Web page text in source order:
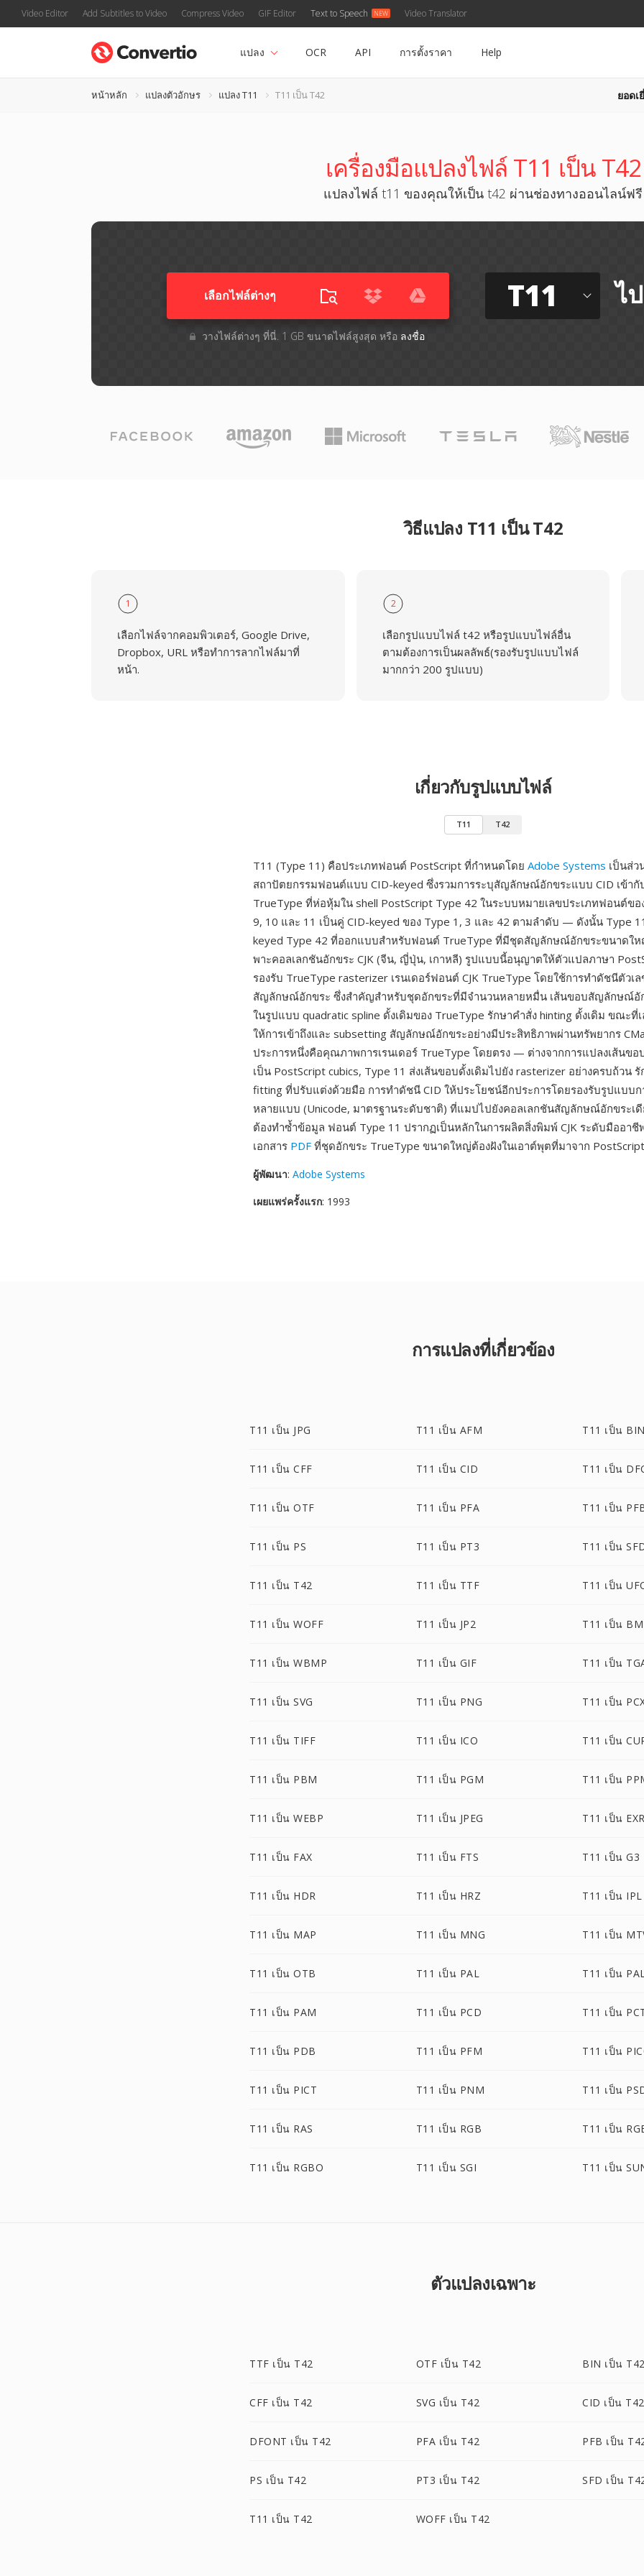
Video Editor Add Subtitles to Video Compress Video GIF Editor Text to Speech Video Translator
แปลง OCR API การตั้งราคา Help
หน้าหลัก แปลงตัวอักษร แปลง T11 T11 เป็น T42 ยอดเ
เครื่องมือแปลงไฟล์ T11 เป็น T42
แปลงไฟล์ t11 ของคุณให้เป็น t42 ผ่านช่องทางออนไลน์ฟรี
เลือกไฟล์ต่างๆ​
วางไฟล์ต่างๆ​ ที่นี่. 1 GB ขนาดไฟล์สูงสุด หรือ ลงชื่อ
T11 ไ
วิธีแปลง T11 เป็น T42
1
เลือกไฟล์จากคอมพิวเตอร์, Google Drive,
Dropbox, URL หรือทำการลากไฟล์มาที่
หน้า.
2
เลือกรูปแบบไฟล์ t42 หรือรูปแบบไฟล์อื่น
ตามต้องการเป็นผลลัพธ์(รองรับรูปแบบไฟล์
มากกว่า 200 รูปแบบ)
เกี่ยวกับรูปแบบไฟล์
T11 T42
T11 (Type 11) คือประเภทฟอนต์ PostScript ที่กำหนดโดย Adobe Systems เป็นส่ว
สถาปัตยกรรมฟอนต์แบบ CID-keyed ซึ่งรวมการระบุสัญลักษณ์อักขระแบบ CID เข้า
TrueType ที่ห่อหุ้มใน shell PostScript Type 42 ในระบบหมายเลขประเภทฟอนต์ขอ
9, 10 และ 11 เป็นคู่ CID-keyed ของ Type 1, 3 และ 42 ตามลำดับ — ดังนั้น Type
keyed Type 42 ที่ออกแบบสำหรับฟอนต์ TrueType ที่มีชุดสัญลักษณ์อักขระขนาดให
พาะคอลเลกชันอักขระ CJK (จีน, ญี่ปุ่น, เกาหลี) รูปแบบนี้อนุญาตให้ตัวแปลภาษา
รองรับ TrueType rasterizer เรนเดอร์ฟอนต์ CJK TrueType โดยใช้การทำดัชนีตัวเ
สัญลักษณ์อักขระ ซึ่งสำคัญสำหรับชุดอักขระที่มีจำนวนหลายหมื่น เส้นขอบสัญลักษณ์อั
ในรูปแบบ quadratic spline ดั้งเดิมของ TrueType รักษาคำสั่ง hinting ดั้งเดิม ขณะที่เ
ให้การเข้าถึงและ subsetting สัญลักษณ์อักขระอย่างมีประสิทธิภาพผ่านทรัพยากร
ประการหนึ่งคือคุณภาพการเรนเดอร์ TrueType โดยตรง — ต่างจากการแปลงเส้นขอ
เป็น PostScript cubics, Type 11 ส่งเส้นขอบดั้งเดิมไปยัง rasterizer อย่างครบถ้วน
fitting ที่ปรับแต่งด้วยมือ การทำดัชนี CID ให้ประโยชน์อีกประการโดยรองรับรูปแบบก
หลายแบบ (Unicode, มาตรฐานระดับชาติ) ที่แมปไปยังคอลเลกชันสัญลักษณ์อักขระเ
ต้องทำซ้ำข้อมูล ฟอนต์ Type 11 ปรากฏเป็นหลักในการผลิตสิ่งพิมพ์ CJK ระดับมืออาชี
เอกสาร PDF ที่ชุดอักขระ TrueType ขนาดใหญ่ต้องฝังในเอาต์พุตที่มาจาก PostScript
ผู้พัฒนา: Adobe Systems
เผยแพร่ครั้งแรก: 1993
การแปลงที่เกี่ยวข้อง
T11 เป็น JPG T11 เป็น AFM T11 เป็น BIN
T11 เป็น CFF T11 เป็น CID T11 เป็น
T11 เป็น OTF T11 เป็น PFA T11 เป็น
T11 เป็น PS T11 เป็น PT3 T11 เป็น
T11 เป็น T42 T11 เป็น TTF T11 เป็น
T11 เป็น WOFF T11 เป็น JP2 T11 เป็น
T11 เป็น WBMP T11 เป็น GIF T11 เป็น
T11 เป็น SVG T11 เป็น PNG T11 เป็น
T11 เป็น TIFF T11 เป็น ICO T11 เป็น
T11 เป็น PBM T11 เป็น PGM T11 เป็น
T11 เป็น WEBP T11 เป็น JPEG T11 เป็น EXR
T11 เป็น FAX T11 เป็น FTS T11 เป็น G3
T11 เป็น HDR T11 เป็น HRZ T11 เป็น IPL
T11 เป็น MAP T11 เป็น MNG T11 เป็น
T11 เป็น OTB T11 เป็น PAL T11 เป็น
T11 เป็น PAM T11 เป็น PCD T11 เป็น
T11 เป็น PDB T11 เป็น PFM T11 เป็น
T11 เป็น PICT T11 เป็น PNM T11 เป็น
T11 เป็น RAS T11 เป็น RGB T11 เป็น
T11 เป็น RGBO T11 เป็น SGI T11 เป็น
ตัวแปลงเฉพาะ
TTF เป็น T42 OTF เป็น T42 BIN เป็น T42
CFF เป็น T42 SVG เป็น T42 CID เป็น T42
DFONT เป็น T42 PFA เป็น T42 PFB เป็น
PS เป็น T42 PT3 เป็น T42 SFD เป็น
T11 เป็น T42 WOFF เป็น T42